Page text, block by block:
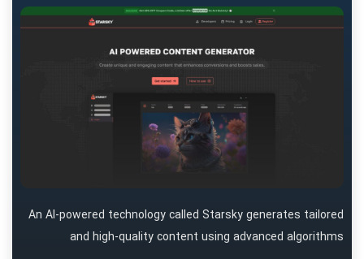
An AI-powered technology called Starsky generates tailored
and high-quality content using advanced algorithms